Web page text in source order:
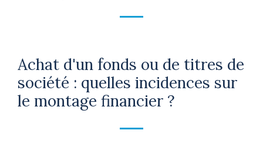
Achat d'un fonds ou de titres de
société : quelles incidences sur
le montage financier ?